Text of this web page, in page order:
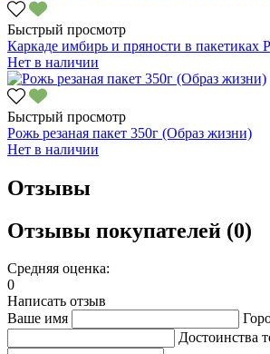
Быстрый просмотр
Каркаде имбирь и пряности в пакетиках
Нет в наличии
Быстрый просмотр
Рожь резаная пакет 350г (Образ жизни)
Нет в наличии
Отзывы
Отзывы покупателей (0)
Средняя оценка:
0
Написать отзыв
Ваше имя
Достоинства